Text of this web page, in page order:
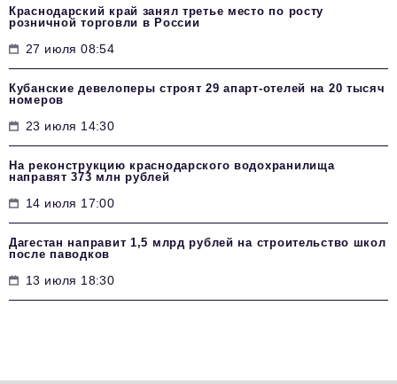
Краснодарский край занял третье место по росту
розничной торговли в России
27 июля 08:54
Кубанские девелоперы строят 29 апарт-отелей на 20 тысяч
номеров
23 июля 14:30
На реконструкцию краснодарского водохранилища
направят 373 млн рублей
14 июля 17:00
Дагестан направит 1,5 млрд рублей на строительство школ
после паводков
13 июля 18:30